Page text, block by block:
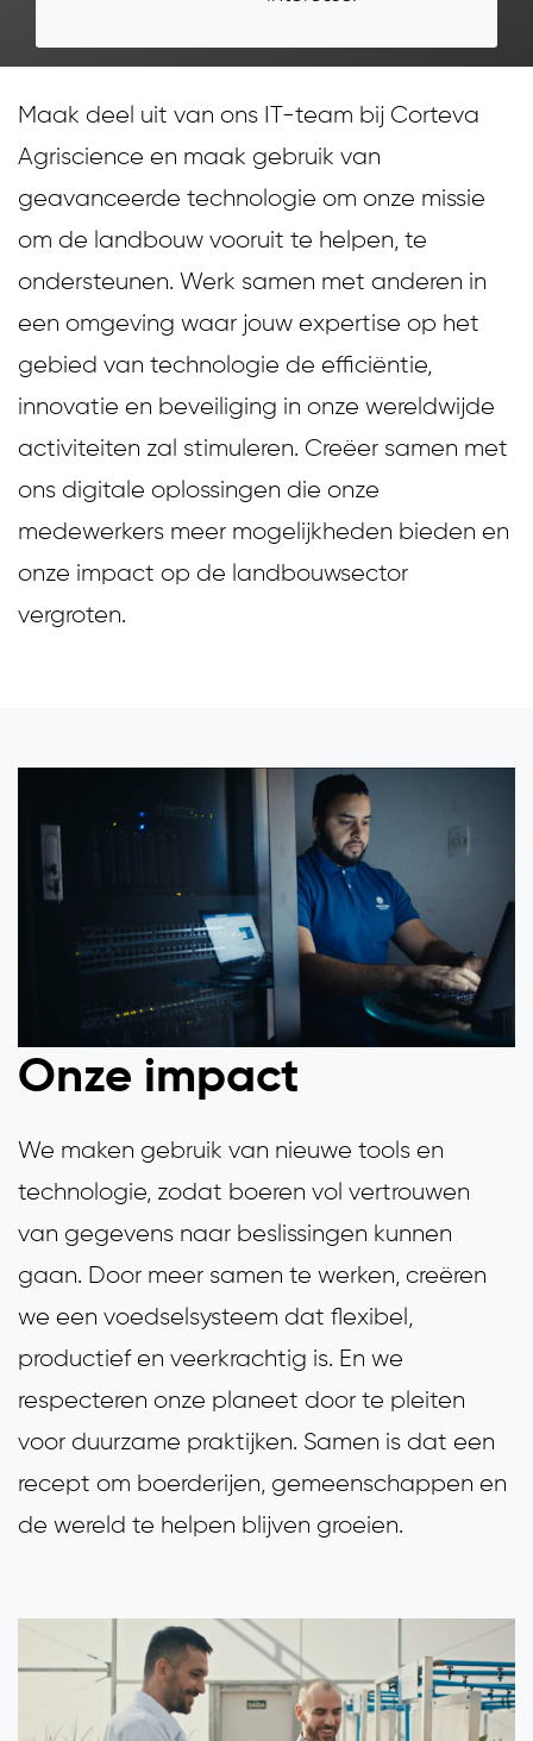
Maak deel uit van ons IT-team bij Corteva
Agriscience en maak gebruik van
geavanceerde technologie om onze missie
om de landbouw vooruit te helpen, te
ondersteunen. Werk samen met anderen in
een omgeving waar jouw expertise op het
gebied van technologie de efficiëntie,
innovatie en beveiliging in onze wereldwijde
activiteiten zal stimuleren. Creëer samen met
ons digitale oplossingen die onze
medewerkers meer mogelijkheden bieden en
onze impact op de landbouwsector
vergroten.
Onze impact
We maken gebruik van nieuwe tools en
technologie, zodat boeren vol vertrouwen
van gegevens naar beslissingen kunnen
gaan. Door meer samen te werken, creëren
we een voedselsysteem dat flexibel,
productief en veerkrachtig is. En we
respecteren onze planeet door te pleiten
voor duurzame praktijken. Samen is dat een
recept om boerderijen, gemeenschappen en
de wereld te helpen blijven groeien.